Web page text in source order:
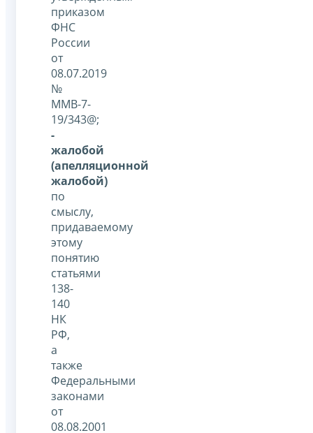
приказом
ФНС
России
от
08.07.2019
№
ММВ-7-
19/343@;
-
жалобой
(апелляционной
жалобой)
по
смыслу,
придаваемому
этому
понятию
статьями
138-
140
НК
РФ,
а
также
Федеральными
законами
от
08.08.2001